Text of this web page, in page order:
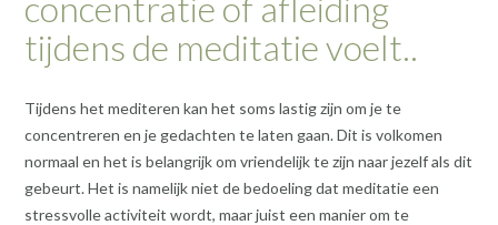
tijdens de meditatie voelt..
Tijdens het mediteren kan het soms lastig zijn om je te
concentreren en je gedachten te laten gaan. Dit is volkomen
normaal en het is belangrijk om vriendelijk te zijn naar jezelf als dit
gebeurt. Het is namelijk niet de bedoeling dat meditatie een
stressvolle activiteit wordt, maar juist een manier om te